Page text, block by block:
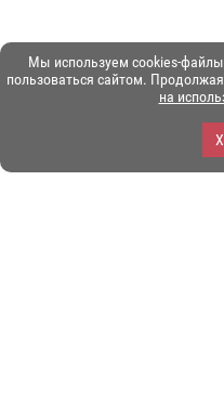
Мы используем cookies-
пользоваться сайтом.
на